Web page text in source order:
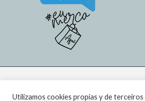
Utilizamos cookies propias y de